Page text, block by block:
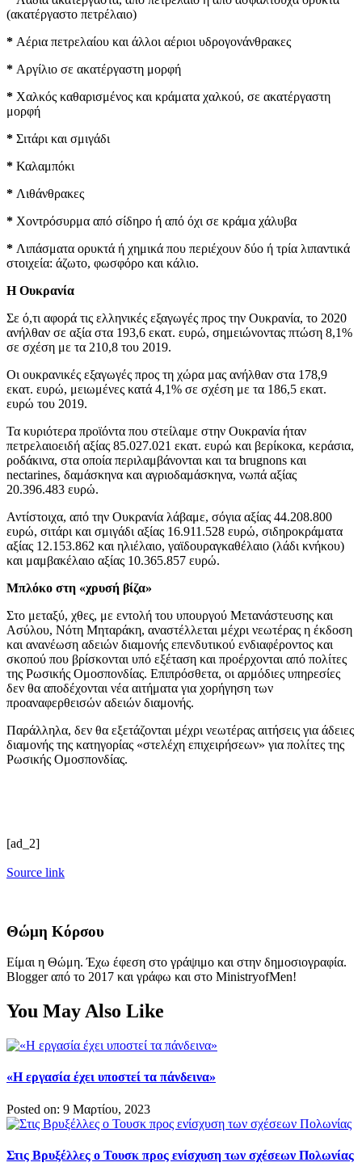
(ακατέργαστο πετρέλαιο)
* Αέρια πετρελαίου και άλλοι αέριοι υδρογονάνθρακες
* Αργίλιο σε ακατέργαστη μορφή
* Χαλκός καθαρισμένος και κράματα χαλκού, σε ακατέργαστη
μορφή
* Σιτάρι και σμιγάδι
* Καλαμπόκι
* Λιθάνθρακες
* Χοντρόσυρμα από σίδηρο ή από όχι σε κράμα χάλυβα
* Λιπάσματα ορυκτά ή χημικά που περιέχουν δύο ή τρία λιπαντικά
στοιχεία: άζωτο, φωσφόρο και κάλιο.
Η Ουκρανία
Σε ό,τι αφορά τις ελληνικές εξαγωγές προς την Ουκρανία, το 2020
ανήλθαν σε αξία στα 193,6 εκατ. ευρώ, σημειώνοντας πτώση 8,1%
σε σχέση με τα 210,8 του 2019.
Οι ουκρανικές εξαγωγές προς τη χώρα μας ανήλθαν στα 178,9
εκατ. ευρώ, μειωμένες κατά 4,1% σε σχέση με τα 186,5 εκατ.
ευρώ του 2019.
Τα κυριότερα προϊόντα που στείλαμε στην Ουκρανία ήταν
πετρελαιοειδή αξίας 85.027.021 εκατ. ευρώ και βερίκοκα, κεράσια,
ροδάκινα, στα οποία περιλαμβάνονται και τα brugnons και
nectarines, δαμάσκηνα και αγριοδαμάσκηνα, νωπά αξίας
20.396.483 ευρώ.
Αντίστοιχα, από την Ουκρανία λάβαμε, σόγια αξίας 44.208.800
ευρώ, σιτάρι και σμιγάδι αξίας 16.911.528 ευρώ, σιδηροκράματα
αξίας 12.153.862 και ηλιέλαιο, γαϊδουραγκαθέλαιο (λάδι κνήκου)
και μαμβακέλαιο αξίας 10.365.857 ευρώ.
Μπλόκο στη «χρυσή βίζα»
Στο μεταξύ, χθες, με εντολή του υπουργού Μετανάστευσης και
Ασύλου, Νότη Μηταράκη, αναστέλλεται μέχρι νεωτέρας η έκδοση
και ανανέωση αδειών διαμονής επενδυτικού ενδιαφέροντος και
σκοπού που βρίσκονται υπό εξέταση και προέρχονται από πολίτες
της Ρωσικής Ομοσπονδίας. Επιπρόσθετα, οι αρμόδιες υπηρεσίες
δεν θα αποδέχονται νέα αιτήματα για χορήγηση των
προαναφερθεισών αδειών διαμονής.
Παράλληλα, δεν θα εξετάζονται μέχρι νεωτέρας αιτήσεις για άδειες
διαμονής της κατηγορίας «στελέχη επιχειρήσεων» για πολίτες της
Ρωσικής Ομοσπονδίας.
[ad_2]
Source link
Θώμη Κόρσου
Είμαι η Θώμη. Έχω έφεση στο γράψιμο και στην δημοσιογραφία.
Blogger από το 2017 και γράφω και στο MinistryofMen!
You May Also Like
«Η εργασία έχει υποστεί τα πάνδεινα»
Posted on: 9 Μαρτίου, 2023
Στις Βρυξέλλες ο Τουσκ προς ενίσχυση των σχέσεων Πολωνίας